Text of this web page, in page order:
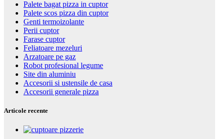
Palete bagat pizza in cuptor
Palete scos pizza din cuptor
Genti termoizolante
Perii cuptor
Farase cuptor
Feliatoare mezeluri
Arzatoare pe gaz
Robot profesional legume
Site din aluminiu
Accesorii si ustensile de casa
Accesorii generale pizza
Articole recente